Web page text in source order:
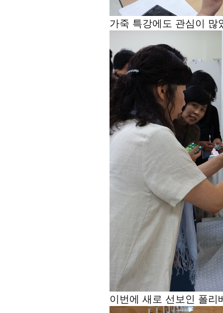
가죽 특강에도 관심이 많
이번에 새로 선보인 폴